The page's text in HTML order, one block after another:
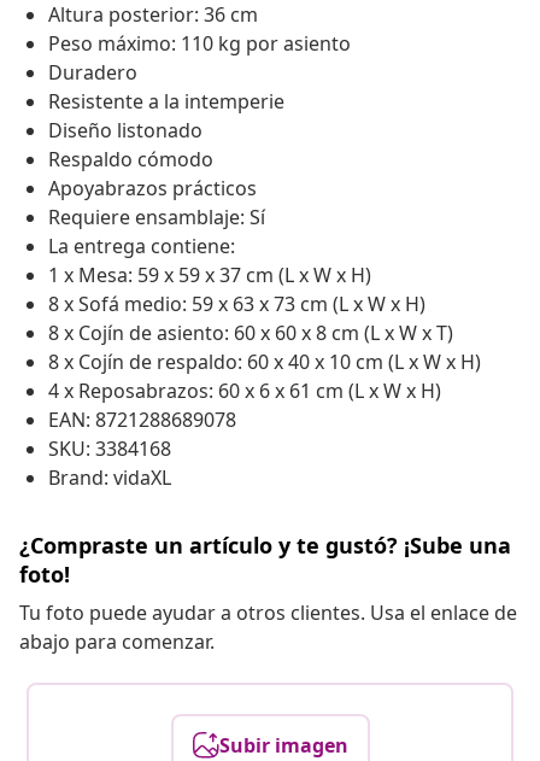
Altura posterior: 36 cm
Peso máximo: 110 kg por asiento
Duradero
Resistente a la intemperie
Diseño listonado
Respaldo cómodo
Apoyabrazos prácticos
Requiere ensamblaje: Sí
La entrega contiene:
1 x Mesa: 59 x 59 x 37 cm (L x W x H)
8 x Sofá medio: 59 x 63 x 73 cm (L x W x H)
8 x Cojín de asiento: 60 x 60 x 8 cm (L x W x T)
8 x Cojín de respaldo: 60 x 40 x 10 cm (L x W x H)
4 x Reposabrazos: 60 x 6 x 61 cm (L x W x H)
EAN: 8721288689078
SKU: 3384168
Brand: vidaXL
¿Compraste un artículo y te gustó? ¡Sube una
foto!
Tu foto puede ayudar a otros clientes. Usa el enlace de
abajo para comenzar.
Subir imagen